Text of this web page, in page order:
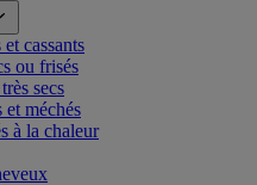
cassants
ou frisés
secs
méchés
à la chaleur